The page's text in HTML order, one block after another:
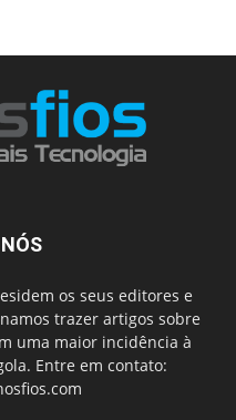
os seus editores e
trazer artigos sobre
uma maior incidência à
Entre em contato: